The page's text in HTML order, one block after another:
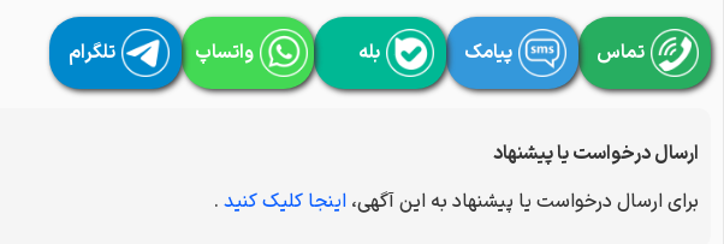
تماس پیامک بله واتساپ تلگرام
ارسال درخواست یا پیشنهاد
برای ارسال درخواست یا پیشنهاد به این آگهی، اینجا کلیک کنید .